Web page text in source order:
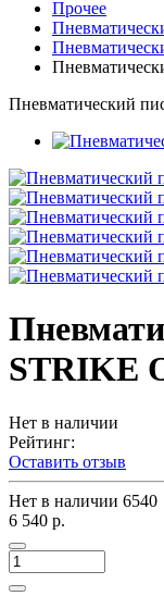
Прочее
Пневматический
STRIKE
Нет в наличии
Рейтинг:
Оставить отзыв
Нет в наличии 6540
6 540 р.